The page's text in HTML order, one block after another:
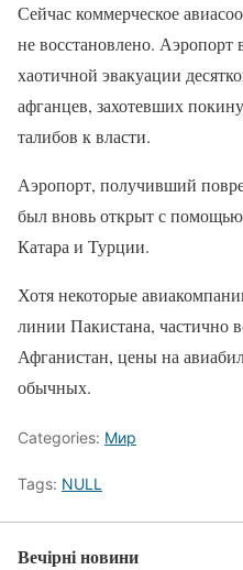
Сейчас коммерческое
не восстановлено. Аэропорт
хаотичной эвакуации
афганцев, захотевших
талибов к власти.
Аэропорт, получивший
был вновь открыт с помощью
Катара и Турции.
Хотя некоторые
линии Пакистана, частично
Афганистан, цены на
обычных.
Categories: Мир
Tags: NULL
Вечірні новини